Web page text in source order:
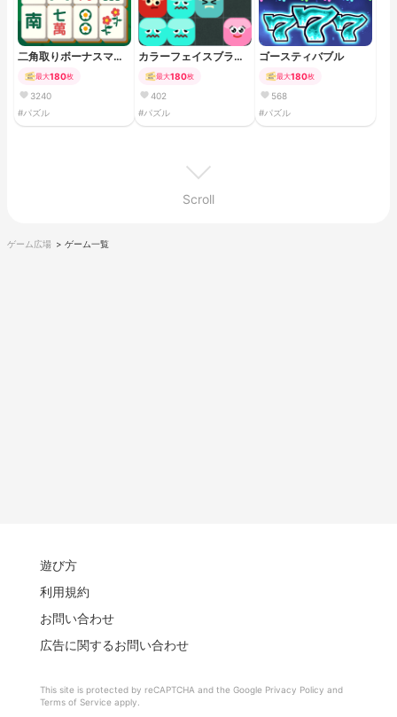
二角取りボーナスマッ
チ
最大180枚
3240
#パズル
カラーフェイスブラス
ト
最大180枚
402
#パズル
ゴースティバブル
最大180枚
568
#パズル
Scroll
ゲーム広場 ゲーム一覧
遊び方
利用規約
お問い合わせ
広告に関するお問い合わせ
This site is protected by reCAPTCHA and the Google Privacy Policy and
Terms of Service apply.